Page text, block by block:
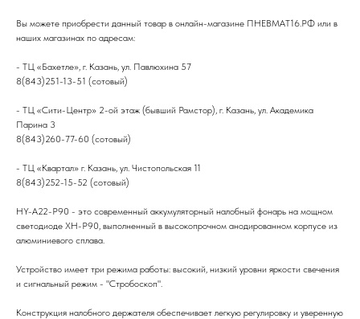
Вы можете приобрести данный товар в онлайн-магазине ПНЕВМАТ16.РФ или в
наших магазинах по адресам:
- ТЦ «Бахетле», г. Казань, ул. Павлюхина 57
8(843)251-13-51 (сотовый)
- ТЦ «Сити-Центр» 2-ой этаж (бывший Рамстор), г. Казань, ул. Академика
Парина 3
8(843)260-77-60 (сотовый)
- ТЦ «Квартал» г. Казань, ул. Чистопольская 11
8(843)252-15-52 (сотовый)
HY-A22-P90 - это современный аккумуляторный налобный фонарь на мощном
светодиоде XH-P90, выполненный в высокопрочном анодированном корпусе из
алюминиевого сплава.
Устройство имеет три режима работы: высокий, низкий уровни яркости свечения
и сигнальный режим - "Стробоскоп".
Конструкция налобного держателя обеспечивает легкую регулировку и уверенную